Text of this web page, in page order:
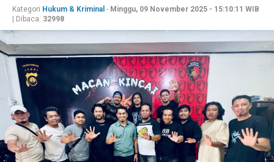
Kategori Hukum & Kriminal - Minggu, 09 November 2025 - 15:10:11 WIB
| Dibaca: 32998